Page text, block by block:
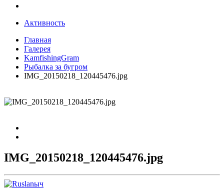
Активность
Главная
Галерея
KamfishingGram
Рыбалка за бугром
IMG_20150218_120445476.jpg
IMG_20150218_120445476.jpg